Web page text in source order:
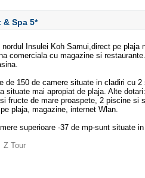
& Spa 5*
nordul Insulei Koh Samui,direct pe plaja
comerciala cu magazine si
de 150 de camere situate in cladiri cu
situate mai apropiat de plaja. Alte
fructe de mare proaspete, 2 piscine si
plaja, magazine, internet Wlan.
superioare -37 de mp-sunt situate
Z Tour